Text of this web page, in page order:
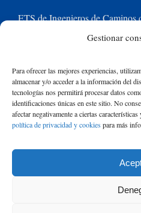
Gestionar
Para ofrecer las mejores experiencias,
almacenar y/o acceder a la información del
tecnologías nos permitirá procesar datos
identificaciones únicas en este sitio. No
afectar negativamente a ciertas
política de privacidad y cookiespara más
ETS de Ingenieros de Caminos
Universitat Politècnica de
Contacte
Buscar:
2026 de Rafael